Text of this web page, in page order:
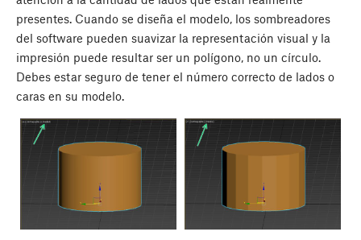
presentes. Cuando se diseña el modelo, los sombreadores
del software pueden suavizar la representación visual y la
impresión puede resultar ser un polígono, no un círculo.
Debes estar seguro de tener el número correcto de lados o
caras en su modelo.